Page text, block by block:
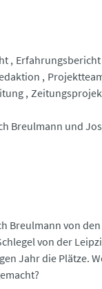
Erfahrungsbericht
Breulmann und
Breulmann von
von der
Jahr die Plätze.